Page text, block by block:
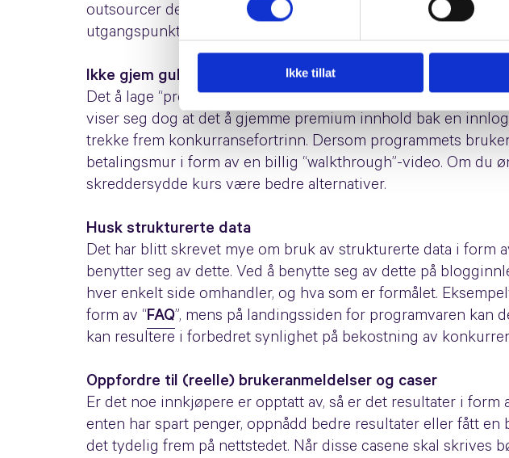
Ikke tillat
outsourcer det til et byrå, vil en strategi gjøre det lettere å se
utgangspunkt i organisk synlighet og hva dere ønsker å bli
Ikke gjem gullet
Det å lage “premium” innhold for betalende kunder er en
viser seg dog at det å gjemme premium innhold bak en
trekke frem konkurransefortrinn. Dersom programmets
betalingsmur i form av en billig “walkthrough”-video. Om du
skreddersydde kurs være bedre alternativer.
Husk strukturerte data
Det har blitt skrevet mye om bruk av strukturerte data i form
benytter seg av dette. Ved å benytte seg av dette på
hver enkelt side omhandler, og hva som er formålet.
form av “FAQ”, mens på landingssiden for programvaren kan
kan resultere i forbedret synlighet på bekostning av
Oppfordre til (reelle) brukeranmeldelser og caser
Er det noe innkjøpere er opptatt av, så er det resultater i
enten har spart penger, oppnådd bedre resultater eller fått
det tydelig frem på nettstedet. Når disse casene skal skrives